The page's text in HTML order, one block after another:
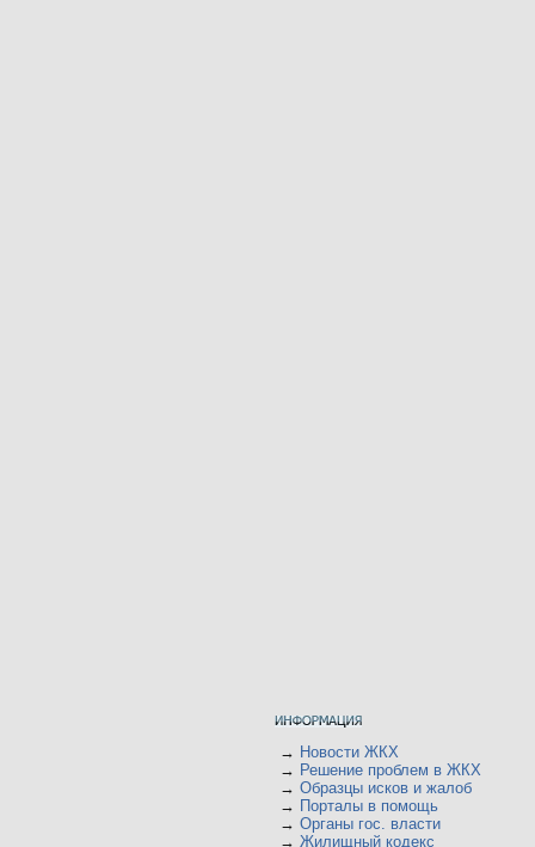
→ Новости ЖКХ
→ Решение проблем в ЖКХ
→ Образцы исков и жалоб
→ Порталы в помощь
→ Органы гос. власти
→ Жилищный кодекс